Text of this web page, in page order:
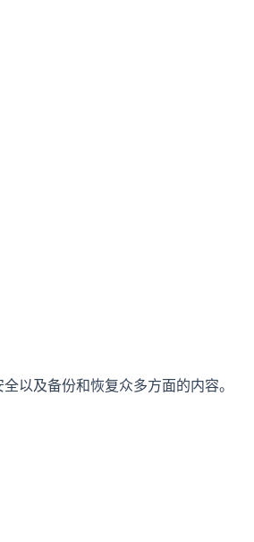
以及备份和恢复众多方面的内容。